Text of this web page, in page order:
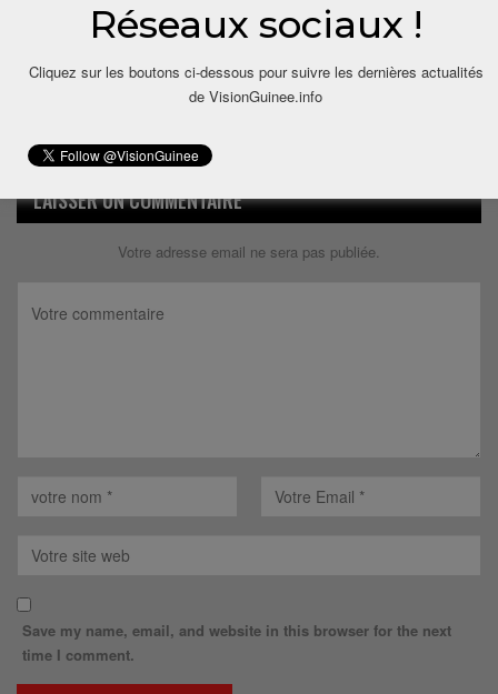
LAISSER UN COMMENTAIRE
Votre adresse email ne sera pas publiée.
Save my name, email, and website in this browser for the next
time I comment.
Réseaux sociaux !
Cliquez sur les boutons ci-dessous pour suivre les dernières actualités
de VisionGuinee.info